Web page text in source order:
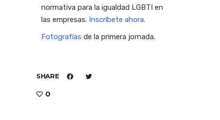
normativa para la igualdad LGBTI en
las empresas. Inscríbete ahora.
Fotografías de la primera jornada.
SHARE
0